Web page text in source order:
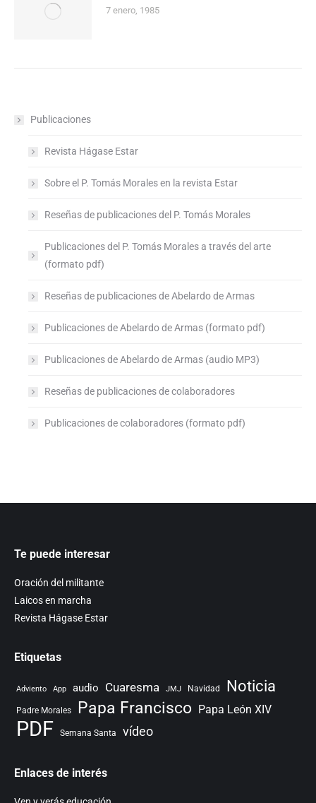
7 enero, 1985
Publicaciones
Revista Hágase Estar
Sobre el P. Tomás Morales en la revista Estar
Reseñas de publicaciones del P. Tomás Morales
Publicaciones del P. Tomás Morales a través del arte
(formato pdf)
Reseñas de publicaciones de Abelardo de Armas
Publicaciones de Abelardo de Armas (formato pdf)
Publicaciones de Abelardo de Armas (audio MP3)
Reseñas de publicaciones de colaboradores
Publicaciones de colaboradores (formato pdf)
Te puede interesar
Oración del militante
Laicos en marcha
Revista Hágase Estar
Etiquetas
Adviento App audio Cuaresma JMJ Navidad Noticia
Padre Morales Papa Francisco Papa León XIV
PDF Semana Santa vídeo
Enlaces de interés